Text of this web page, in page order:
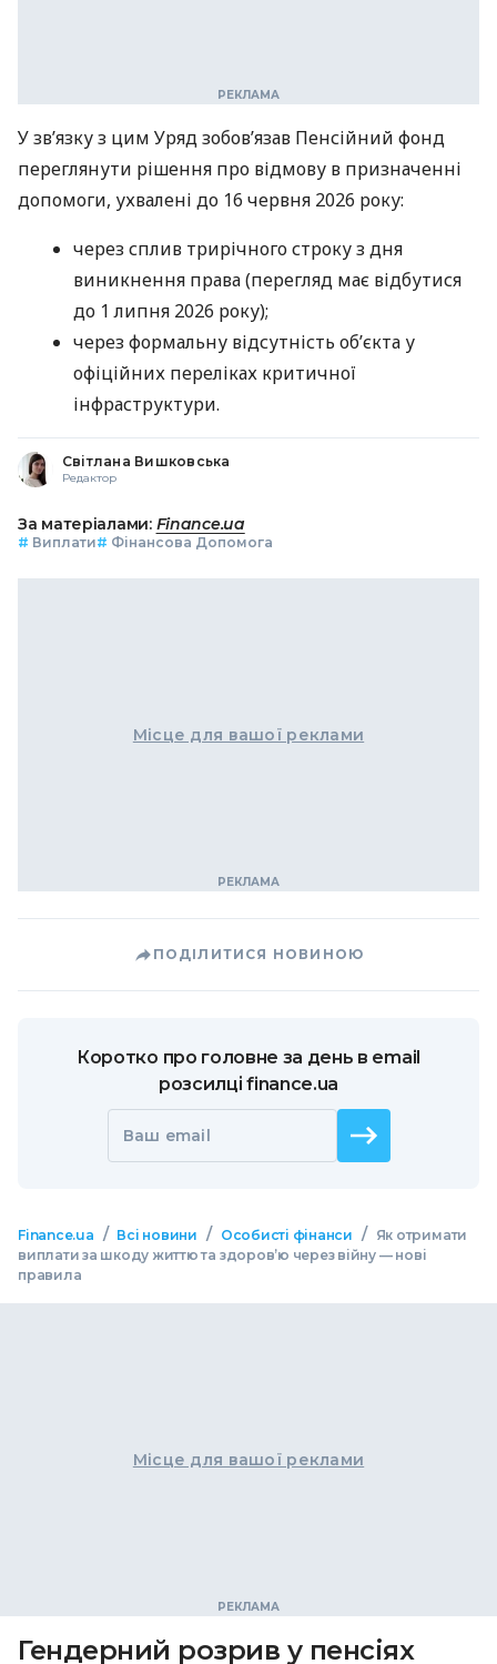
У зв’язку з цим Уряд зобов’язав Пенсійний фонд
переглянути рішення про відмову в призначенні
допомоги, ухвалені до 16 червня 2026 року:
через сплив трирічного строку з дня
виникнення права (перегляд має відбутися
до 1 липня 2026 року);
через формальну відсутність об’єкта у
офіційних переліках критичної
інфраструктури.
Світлана Вишковська
Редактор
За матеріалами: Finance.ua
# Виплати# Фінансова Допомога
Місце для вашої реклами
ПОДІЛИТИСЯ НОВИНОЮ
Коротко про головне за день в email
розсилці finance.ua
Ваш email
Finance.ua / Всі новини / Особисті фінанси /
Як отримати
виплати за шкоду життю та здоров’ю через війну — нові
правила
Місце для вашої реклами
Гендерний розрив у пенсіях